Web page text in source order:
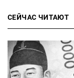
СЕЙЧАС ЧИТАЮТ